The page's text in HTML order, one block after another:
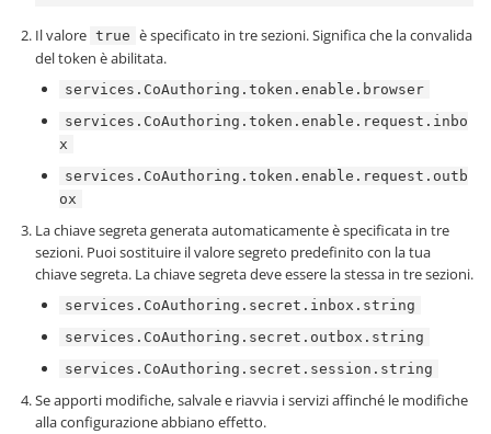
Il valore true è specificato in tre sezioni. Significa che la convalida
del token è abilitata.
services.CoAuthoring.token.enable.browser
services.CoAuthoring.token.enable.request.inbo
x
services.CoAuthoring.token.enable.request.outb
ox
La chiave segreta generata automaticamente è specificata in tre
sezioni. Puoi sostituire il valore segreto predefinito con la tua
chiave segreta. La chiave segreta deve essere la stessa in tre sezioni.
services.CoAuthoring.secret.inbox.string
services.CoAuthoring.secret.outbox.string
services.CoAuthoring.secret.session.string
Se apporti modifiche, salvale e riavvia i servizi affinché le modifiche
alla configurazione abbiano effetto.